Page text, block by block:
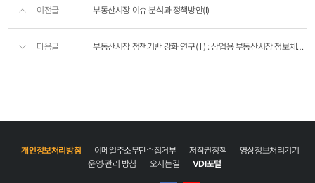
이전글 부동산시장 이슈 분석과 정책방안(I)
다음글 부동산시장 정책기반 강화 연구( I ) : 상업용 부동산시장 정보체계 구축 및 활용방안 연구
개인정보처리방침 이메일주소무단수집거부 저작권정책
영상정보처리기기
운영·관리 방침
오시는길 VDI포털